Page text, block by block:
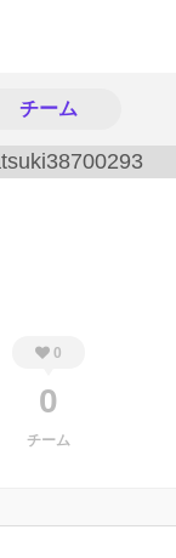
チーム
0
0
チーム